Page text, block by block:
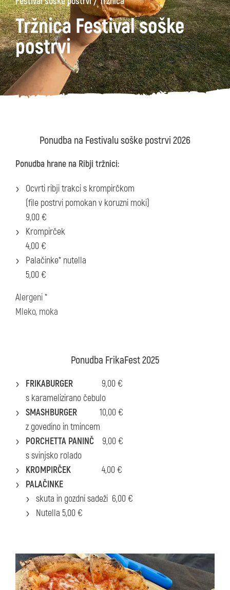
Tržnica Festival soške
postrvi
Ponudba na Festivalu soške postrvi 2026
Ponudba hrane na Ribji tržnici:
Ocvrti ribji trakci s krompirčkom
(file postrvi pomokan v koruzni moki)
9,00 €
Krompirček
4,00 €
Palačinke* nutella
5,00 €
Alergeni *
​Mleko, moka
Ponudba FrikaFest 2025
FRIKABURGER 9,00 €
​s karamelizirano čebulo
SMASHBURGER 10,00 €
z govedino in tmincem
PORCHETTA PANINČ 9,00 €
s svinjsko rolado
KROMPIRČEK 4,00 €
PALAČINKE
skuta in gozdni sadeži 6,00 €
Nutella 5,00 €